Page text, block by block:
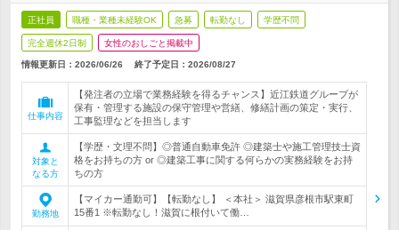
正社員 職種・業種未経験OK 急募 転勤なし 学歴不問
完全週休2日制 女性のおしごと掲載中
情報更新日：2026/06/26 終了予定日： 2026/08/27
仕事内容
【発注者の立場で業務経験を得るチャンス】近江鉄道グループが
保有・管理する施設の保守管理や営繕、修繕計画の策定・実行、
工事監理などを担当します
対象と
なる方
【学歴・文理不問】◎普通自動車免許 ◎建築士や施工管理技士資
格をお持ちの方 or ◎建築工事に関する何らかの実務経験をお持
ちの方
勤務地
【マイカー通勤可】【転勤なし】 ＜本社＞ 滋賀県彦根市駅東町
15番1 ※転勤なし！滋賀に根付いて働…